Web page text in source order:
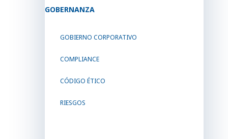
GOBERNANZA
GOBIERNO CORPORATIVO
COMPLIANCE
CÓDIGO ÉTICO
RIESGOS